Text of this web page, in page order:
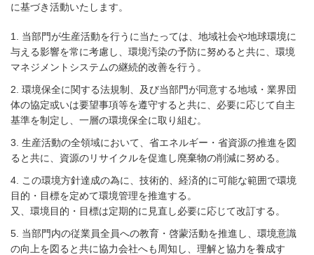
に基づき活動いたします。
1. 当部門が生産活動を行うに当たっては、地域社会や地球環境に
与える影響を常に考慮し、環境汚染の予防に努めると共に、環境
マネジメントシステムの継続的改善を行う。
2. 環境保全に関する法規制、及び当部門が同意する地域・業界団
体の協定或いは要望事項等を遵守すると共に、必要に応じて自主
基準を制定し、一層の環境保全に取り組む。
3. 生産活動の全領域において、省エネルギー・省資源の推進を図
ると共に、資源のリサイクルを促進し廃棄物の削減に努める。
4. この環境方針達成の為に、技術的、経済的に可能な範囲で環境
目的・目標を定めて環境管理を推進する。
又、環境目的・目標は定期的に見直し必要に応じて改訂する。
5. 当部門内の従業員全員への教育・啓蒙活動を推進し、環境意識
の向上を図ると共に協力会社へも周知し、理解と協力を養成す